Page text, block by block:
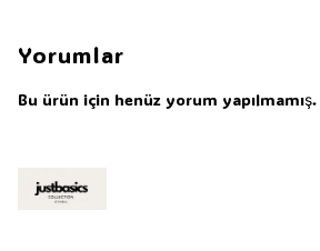
Yorumlar
Bu ürün için henüz yorum yapılmamış.